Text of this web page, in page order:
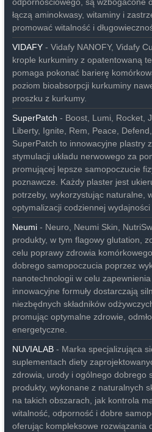
odpornościowego, są wzbogacone
łączą aminokwasy, witaminy i
promować witalność i
VIDAFY- Vidafy NANOFY, Vidafy
krople kurkuminy z opatentowaną
pomaga pokonać barierę
poziom bioabsorpcji kurkuminy
proszku z kurkumy.
SuperPatch - Boost, Lumi, Rocket,
Liberty, Ignite, Rem, Peace,
SuperPatch to innowacyjne plastry
stymulacji układu nerwowego za
promującej lepsze samopoczucie
poznawcze. Każdy plaster jest
potrzeby, wykorzystując naturalne,
optymalizacji codziennej
Neumi- Neuro, Neumi Skin,
produkty, w tym flagowy glutation,
celu poprawy zdrowia
dobrego samopoczucia poprzez
nanotechnologii w celu
innowacyjne formuły dostarczają
niezbędnych składników
promując optymalne zdrowie,
energetyczne.
NUVIALAB- Marka specjalizująca
suplementach diety
zdrowia, urody i ogólnego dobrego
produkty, wykonane z naturalnych
na takich obszarach, jak kontrola
witalność, odporność i dobre
oferując kompleksowe rozwiązania